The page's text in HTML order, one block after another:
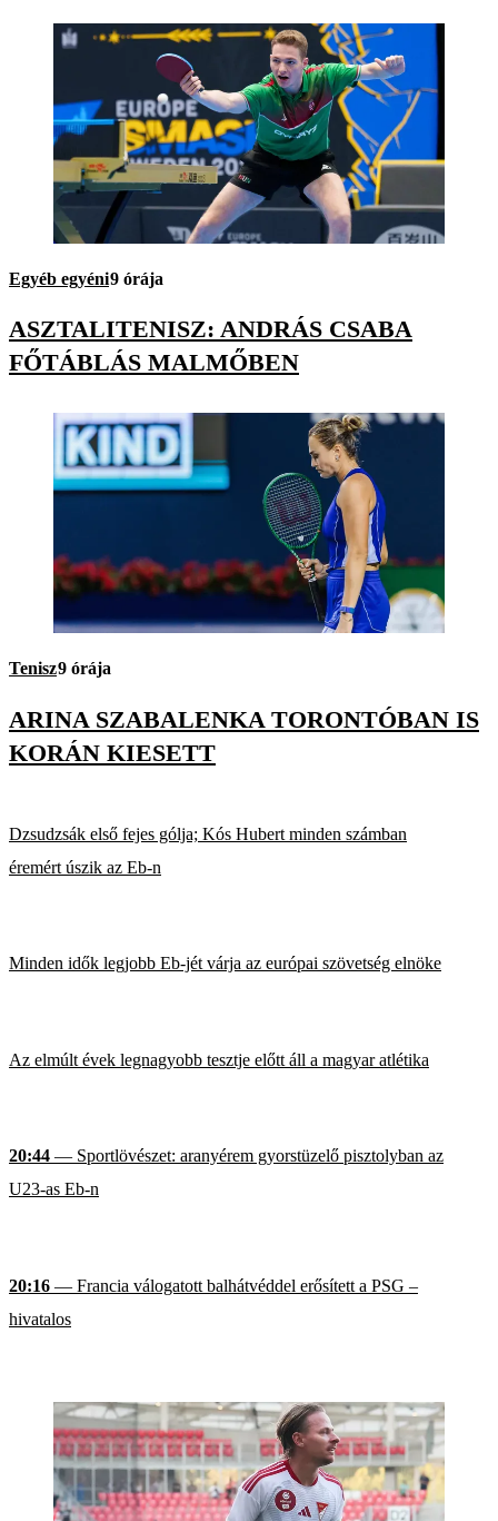
Egyéb egyéni9 órája
ASZTALITENISZ: ANDRÁS CSABA
FŐTÁBLÁS MALMŐBEN
Tenisz9 órája
ARINA SZABALENKA TORONTÓBAN IS
KORÁN KIESETT
Dzsudzsák első fejes gólja; Kós Hubert minden számban
éremért úszik az Eb-n
Minden idők legjobb Eb-jét várja az európai szövetség elnöke
Az elmúlt évek legnagyobb tesztje előtt áll a magyar atlétika
20:44 — Sportlövészet: aranyérem gyorstüzelő pisztolyban az
U23-as Eb-n
20:16 — Francia válogatott balhátvéddel erősített a PSG –
hivatalos